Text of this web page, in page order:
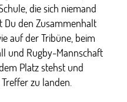
die sich niemand
Du den Zusammenhalt
auf der Tribüne, beim
und Rugby-Mannschaft
Platz stehst und
zu landen.